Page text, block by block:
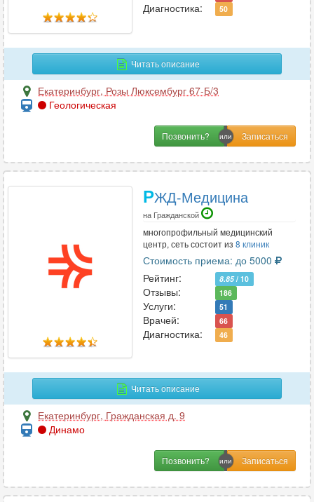
Профпатология
Психиатрия-наркология 12
Психотерапия
Пульмонология
Репродуктология
Рефлексотерапия
Сексология
Скорая медицинская помощь
Сомнология 5
Спортивная медицина 7
Стоматология
Сурдология
Т
Диагностика:
50
Читать описание
Екатеринбург, Розы Люксембург 67-Б/3
Геологическая
Позвонить?
РЖД-Медицина
на Гражданской
многопрофильный медицинский
центр, сеть состоит из 8 клиник
Стоимость приема: до 5000
Рейтинг:
8.85/ 10
Отзывы: 186
Услуги: 51
Врачей: 66
Диагностика: 46
Читать описание
Екатеринбург, Гражданская д. 9
Динамо
Позвонить?